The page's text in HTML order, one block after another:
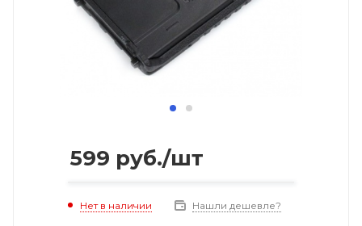
599 руб./шт
Нет в наличии Нашли дешевле?